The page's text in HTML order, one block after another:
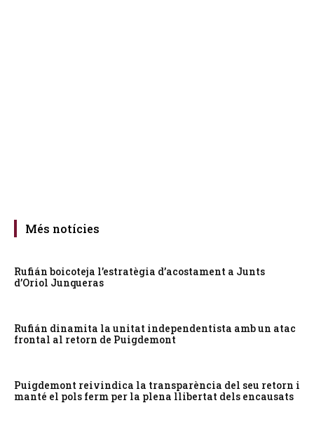
Més notícies
Rufián boicoteja l’estratègia d’acostament a Junts
d’Oriol Junqueras
Rufián dinamita la unitat independentista amb un atac
frontal al retorn de Puigdemont
Puigdemont reivindica la transparència del seu retorn i
manté el pols ferm per la plena llibertat dels encausats